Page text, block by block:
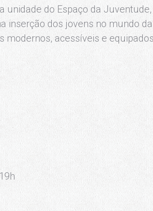
unidade do Espaço da
inserção dos jovens no mundo da
modernos, acessíveis e equipados